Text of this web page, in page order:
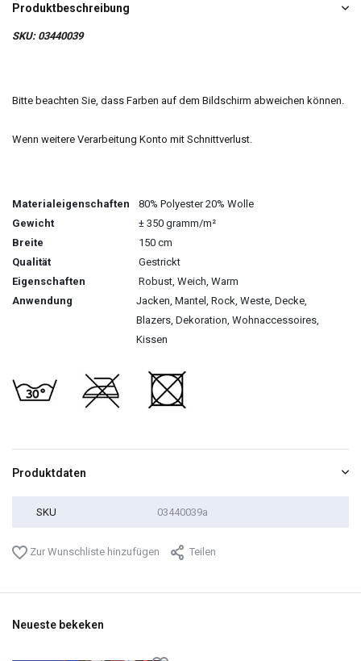
Produktbeschreibung
SKU: 03440039
Bitte beachten Sie, dass Farben auf dem Bildschirm abweichen können.
Wenn weitere Verarbeitung Konto mit Schnittverlust.
Materialeigenschaften
80% Polyester 20% Wolle
Gewicht
± 350 gramm/m²
Breite
150 cm
Qualität
Gestrickt
Eigenschaften
Robust, Weich, Warm
Anwendung
Jacken, Mantel, Rock, Weste, Decke,
Blazers, Dekoration, Wohnaccessoires,
Kissen
Produktdaten
SKU 03440039a
Zur Wunschliste hinzufügen Teilen
Neueste bekeken